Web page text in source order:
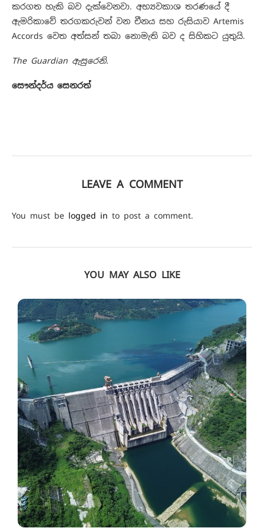
කරගත හැකි බව දැක්වෙනවා. අභ්‍යවකාශ තරණයේ දී
ඇමරිකාවේ තරගකරුවන් වන චීනය සහ රුසියාව Artemis
Accords වෙත අත්සන් තබා නොමැති බව ද සිහිකට යුතුයි.
The Guardian ඇසුරෙනි.
සෞන්දර්ය සෙනරත්
LEAVE A COMMENT
You must be logged in to post a comment.
YOU MAY ALSO LIKE